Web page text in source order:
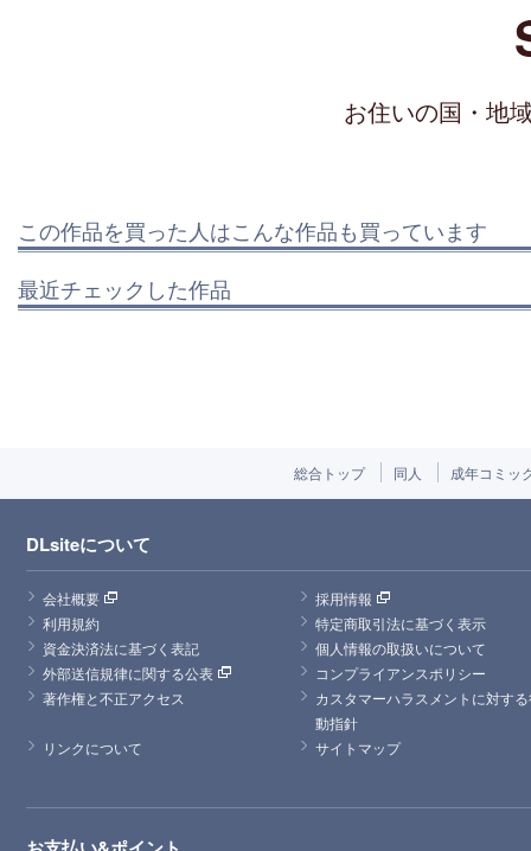
お住いの国・地
この作品を買った人はこんな作品も買っています
最近チェックした作品
総合トップ 同人 成年コミッ
DLsiteについて
会社概要
採用情報
利用規約
特定商取引法に基づく表示
資金決済法に基づく表記
個人情報の取扱いについて
外部送信規律に関する公表
コンプライアンスポリシー
著作権と不正アクセス
カスタマーハラスメントに対す
動指針
リンクについて
サイトマップ